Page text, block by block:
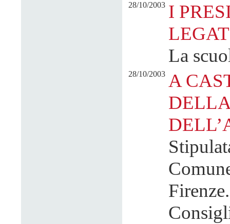
28/10/2003 I
La
28/10/2003 A